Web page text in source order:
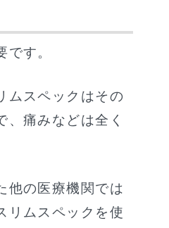
す。
ムスペックはその
痛みなどは全く
他の医療機関では
リムスペックを使